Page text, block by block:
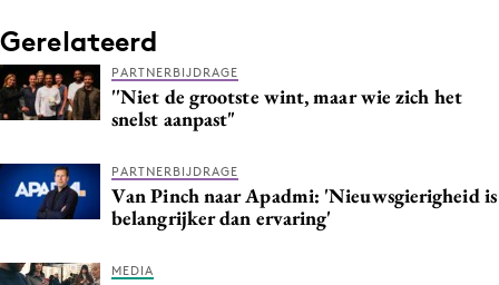
Gerelateerd
PARTNERBIJDRAGE
''Niet de grootste wint, maar wie zich het
snelst aanpast"
PARTNERBIJDRAGE
Van Pinch naar Apadmi: 'Nieuwsgierigheid is
belangrijker dan ervaring'
MEDIA